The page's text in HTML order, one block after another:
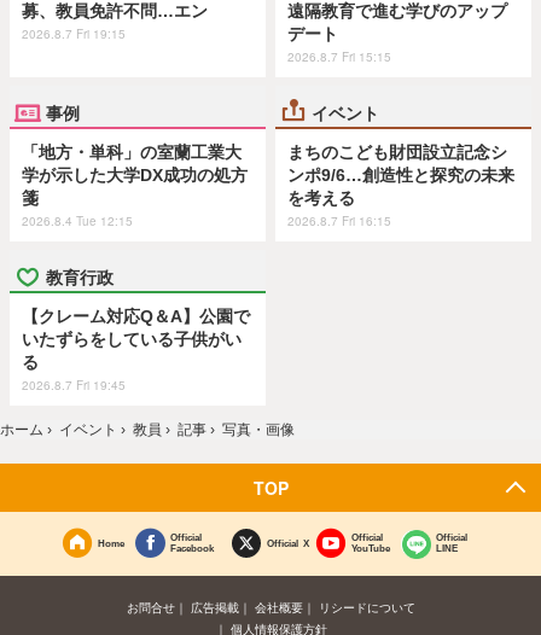
募、教員免許不問…エン
2026.8.7 Fri 19:15
遠隔教育で進む学びのアップ
デート
2026.8.7 Fri 15:15
事例
「地方・単科」の室蘭工業大
学が示した大学DX成功の処方
箋
2026.8.4 Tue 12:15
イベント
まちのこども財団設立記念シ
ンポ9/6…創造性と探究の未来
を考える
2026.8.7 Fri 16:15
教育行政
【クレーム対応Q＆A】公園で
いたずらをしている子供がい
る
2026.8.7 Fri 19:45
ホーム › イベント › 教員 › 記事 › 写真・画像
TOP
Home
Official
Facebook
Official X
Official
YouTube
Official
LINE
お問合せ 広告掲載 会社概要
リシードについて
個人情報保護方針